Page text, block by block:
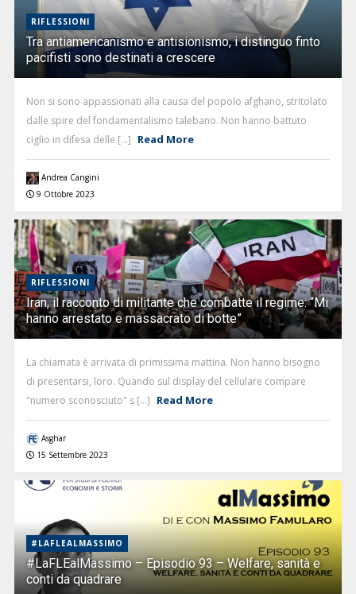
RIFLESSIONI
Tra antiamericanismo e antisionismo, i distinguo finto
pacifisti sono destinati a crescere
Non si sono appassionati alla causa del popolo afghano, stritolato
dalle spire del fondamentalismo talebano. Non hanno battuto
ciglio in difesa delle [...] Read More
Andrea Cangini
9 Ottobre 2023
RIFLESSIONI
Iran, il racconto di militante che combatte il regime: “Mi
hanno arrestato e massacrato di botte”
La chiamata è arrivata di primissima mattina. Non hanno bisogno
di presentarsi, loro. Quando sul display del cellulare compare
"numero sconosciuto" s [...] Read More
Asghar
15 Settembre 2023
#LAFLEALMASSIMO
#LaFLEalMassimo – Episodio 93 – Welfare, sanità e
conti da quadrare